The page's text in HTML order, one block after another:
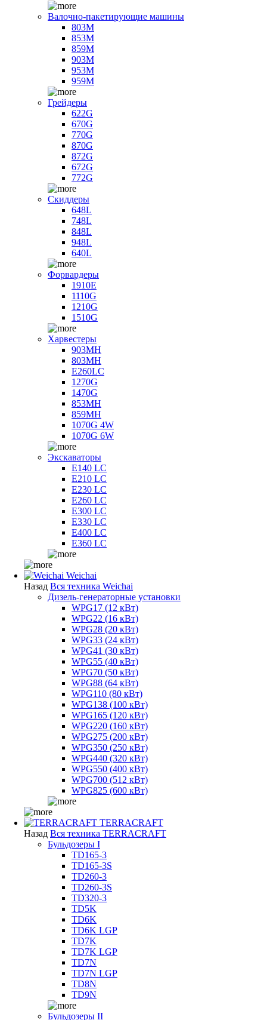
Валочно-пакетирующие машины
803M
853M
859M
903M
953M
959M
Грейдеры
622G
670G
770G
870G
872G
672G
772G
Скиддеры
648L
748L
848L
948L
640L
Форвардеры
1910E
1110G
1210G
1510G
Харвестеры
903MH
803MH
E260LC
1270G
1470G
853MH
859MH
1070G 4W
1070G 6W
Экскаваторы
E140 LC
E210 LC
E230 LC
E260 LC
E300 LC
E330 LC
E400 LC
E360 LC
Weichai
Назад Вся техника Weichai
Дизель-генераторные установки
WPG17 (12 кВт)
WPG22 (16 кВт)
WPG28 (20 кВт)
WPG33 (24 кВт)
WPG41 (30 кВт)
WPG55 (40 кВт)
WPG70 (50 кВт)
WPG88 (64 кВт)
WPG110 (80 кВт)
WPG138 (100 кВт)
WPG165 (120 кВт)
WPG220 (160 кВт)
WPG275 (200 кВт)
WPG350 (250 кВт)
WPG440 (320 кВт)
WPG550 (400 кВт)
WPG700 (512 кВт)
WPG825 (600 кВт)
TERRACRAFT
Назад Вся техника TERRACRAFT
Бульдозеры I
TD165-3
TD165-3S
TD260-3
TD260-3S
TD320-3
TD5K
TD6K
TD6K LGP
TD7K
TD7K LGP
TD7N
TD7N LGP
TD8N
TD9N
Бульдозеры II